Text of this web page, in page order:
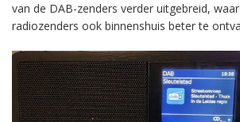
van de DAB-zenders verder uitgebreid,
radiozenders ook binnenshuis beter te